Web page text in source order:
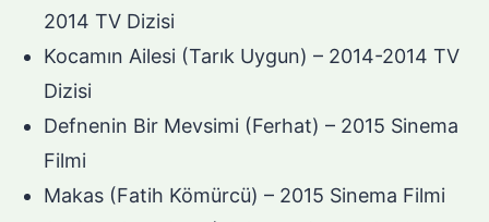
2014 TV Dizisi
Kocamın Ailesi (Tarık Uygun) – 2014-2014 TV
Dizisi
Defnenin Bir Mevsimi (Ferhat) – 2015 Sinema
Filmi
Makas (Fatih Kömürcü) – 2015 Sinema Filmi